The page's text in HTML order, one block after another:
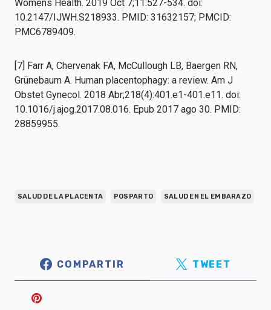
Womens Health. 2019 Oct 7;11:527-534. doi:
10.2147/IJWH.S218933. PMID: 31632157; PMCID:
PMC6789409.
[7] Farr A, Chervenak FA, McCullough LB, Baergen RN,
Grünebaum A. Human placentophagy: a review. Am J
Obstet Gynecol. 2018 Abr;218(4):401.e1-401.e11. doi:
10.1016/j.ajog.2017.08.016. Epub 2017 ago 30. PMID:
28859955.
SALUD DE LA PLACENTA POSPARTO SALUD EN EL EMBARAZO
COMPARTIR TWEET